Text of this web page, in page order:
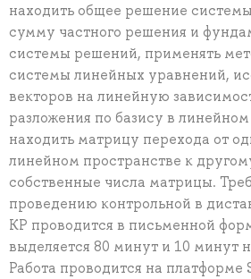
находить общее решение
сумму частного решения и
системы решений, применять
системы линейных уравнений,
векторов на линейную
разложения по базису в
находить матрицу перехода от
линейном пространстве к
собственные числа матрицы.
проведению контрольной в
КР проводится в письменной
выделяется 80 минут и 10 минут
Работа проводится на платформе